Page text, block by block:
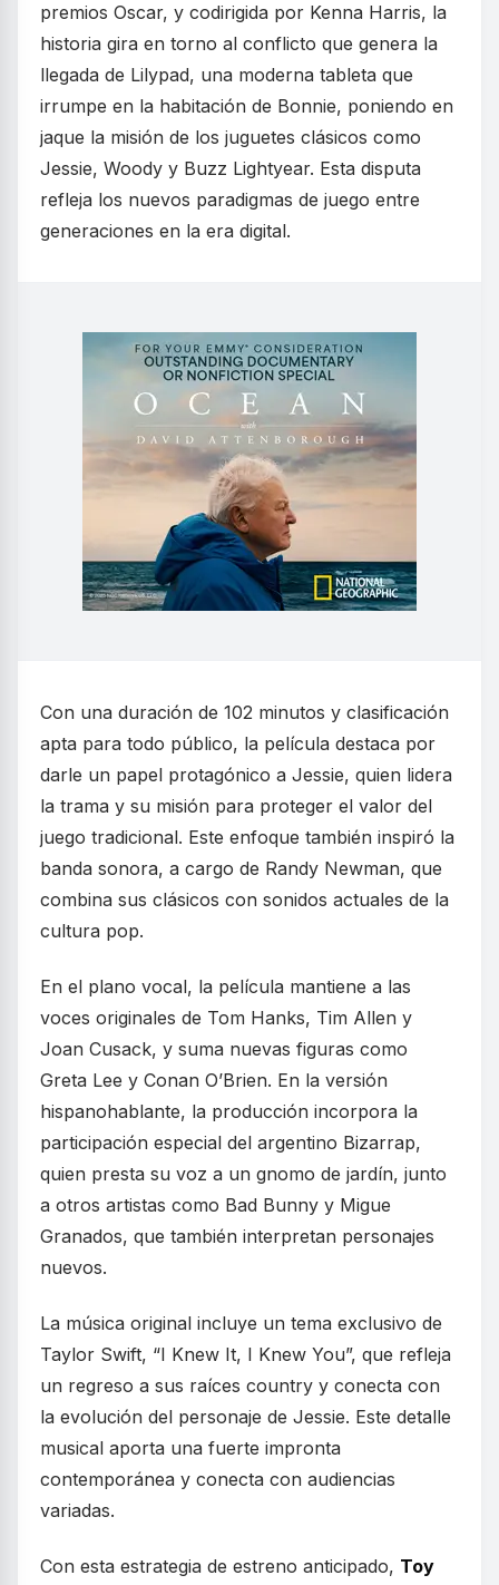
premios Oscar, y codirigida por Kenna Harris, la
historia gira en torno al conflicto que genera la
llegada de Lilypad, una moderna tableta que
irrumpe en la habitación de Bonnie, poniendo en
jaque la misión de los juguetes clásicos como
Jessie, Woody y Buzz Lightyear. Esta disputa
refleja los nuevos paradigmas de juego entre
generaciones en la era digital.
Con una duración de 102 minutos y clasificación
apta para todo público, la película destaca por
darle un papel protagónico a Jessie, quien lidera
la trama y su misión para proteger el valor del
juego tradicional. Este enfoque también inspiró la
banda sonora, a cargo de Randy Newman, que
combina sus clásicos con sonidos actuales de la
cultura pop.
En el plano vocal, la película mantiene a las
voces originales de Tom Hanks, Tim Allen y
Joan Cusack, y suma nuevas figuras como
Greta Lee y Conan O’Brien. En la versión
hispanohablante, la producción incorpora la
participación especial del argentino Bizarrap,
quien presta su voz a un gnomo de jardín, junto
a otros artistas como Bad Bunny y Migue
Granados, que también interpretan personajes
nuevos.
La música original incluye un tema exclusivo de
Taylor Swift, “I Knew It, I Knew You”, que refleja
un regreso a sus raíces country y conecta con
la evolución del personaje de Jessie. Este detalle
musical aporta una fuerte impronta
contemporánea y conecta con audiencias
variadas.
Con esta estrategia de estreno anticipado, Toy